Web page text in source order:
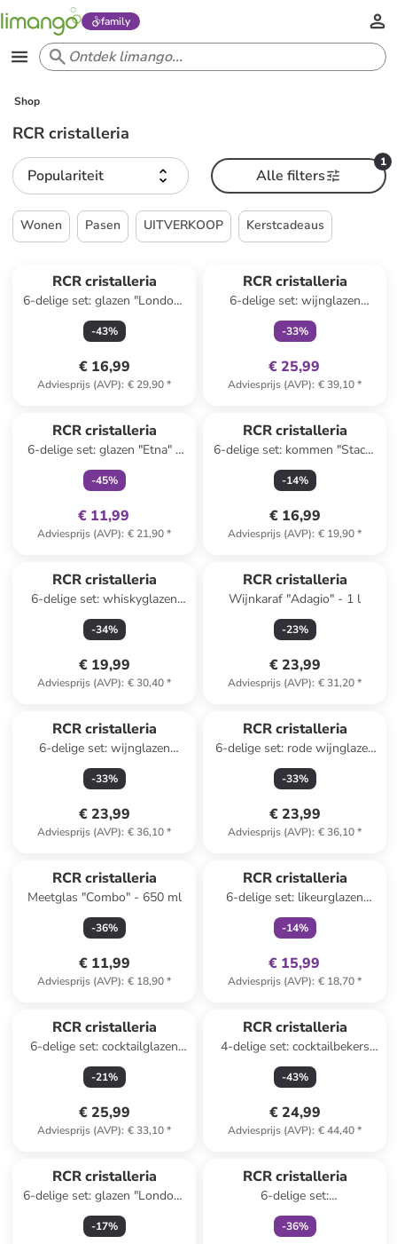
family
Shop
RCR cristalleria
Populariteit
1
Alle filters
Wonen Pasen UITVERKOOP Kerstcadeaus
RCR cristalleria
6-delige set: glazen "London"
- 375 ml
-43%
€ 16,99
Adviesprijs (AVP): € 29,90*
RCR cristalleria
6-delige set: wijnglazen
"Timeless" - 550 ml
-33%
€ 25,99
Adviesprijs (AVP): € 39,10*
RCR cristalleria
6-delige set: glazen "Etna" -
135 ml
-45%
€ 11,99
Adviesprijs (AVP): € 21,90*
RCR cristalleria
6-delige set: kommen "Stack"
- 120 ml
-14%
€ 16,99
Adviesprijs (AVP): € 19,90*
RCR cristalleria
6-delige set: whiskyglazen
"Alkemist" - 350 ml
-34%
€ 19,99
Adviesprijs (AVP): € 30,40*
RCR cristalleria
Wijnkaraf "Adagio" - 1 l
-23%
€ 23,99
Adviesprijs (AVP): € 31,20*
RCR cristalleria
6-delige set: wijnglazen
"Adagio" - 280 ml
-33%
€ 23,99
Adviesprijs (AVP): € 36,10*
RCR cristalleria
6-delige set: rode wijnglazen
"Opera" - 230 ml
-33%
€ 23,99
Adviesprijs (AVP): € 36,10*
RCR cristalleria
Meetglas "Combo" - 650 ml
-36%
€ 11,99
Adviesprijs (AVP): € 18,90*
RCR cristalleria
6-delige set: likeurglazen
"Melodia" - 80 ml
-14%
€ 15,99
Adviesprijs (AVP): € 18,70*
RCR cristalleria
6-delige set: cocktailglazen
oranje/roze - 360 ml
-21%
€ 25,99
Adviesprijs (AVP): € 33,10*
RCR cristalleria
4-delige set: cocktailbekers
"Tattoo" - 420 ml
-43%
€ 24,99
Adviesprijs (AVP): € 44,40*
RCR cristalleria
6-delige set: glazen "London"
- 322 ml
-17%
RCR cristalleria
6-delige set:
champagneglazen "Melodia" -
260 ml
-36%